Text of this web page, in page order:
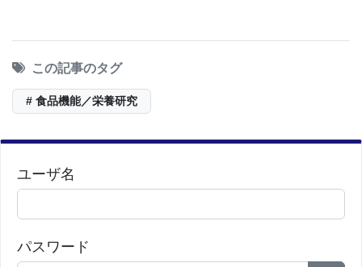
この記事のタグ
# 食品機能／栄養研究
ユーザ名
パスワード